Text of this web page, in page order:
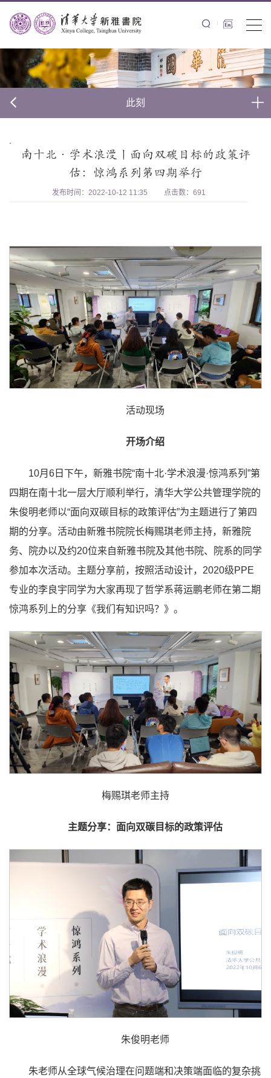
此刻
南十北·学术浪漫丨面向双碳目标的政策评
估：惊鸿系列第四期举行
发布时间：2022-10-12 11:35 点击数： 691
活动现场
开场介绍
10月6日下午，新雅书院“南十北·学术浪漫·惊鸿系列”第
四期在南十北一层大厅顺利举行，清华大学公共管理学院的
朱俊明老师以“面向双碳目标的政策评估”为主题进行了第四
期的分享。活动由新雅书院院长梅赐琪老师主持，新雅院
务、院办以及约20位来自新雅书院及其他书院、院系的同学
参加本次活动。主题分享前，按照活动设计，2020级PPE
专业的李良宇同学为大家再现了哲学系蒋运鹏老师在第二期
惊鸿系列上的分享《我们有知识吗？》。
梅赐琪老师主持
主题分享：面向双碳目标的政策评估
朱俊明老师
朱老师从全球气候治理在问题端和决策端面临的复杂挑